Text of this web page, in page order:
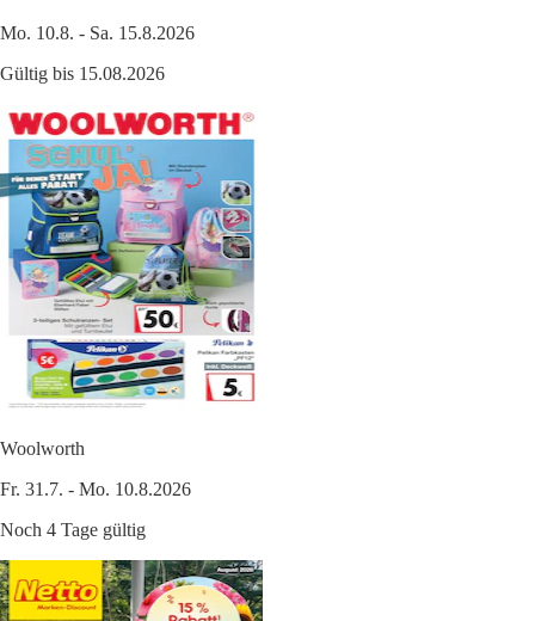
Mo. 10.8. - Sa. 15.8.2026
Gültig bis 15.08.2026
Woolworth
Fr. 31.7. - Mo. 10.8.2026
Noch 4 Tage gültig